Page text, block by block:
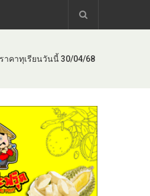
ราคาทุเรียนวันนี้ 30/04/68